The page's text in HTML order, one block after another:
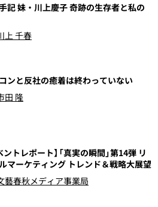
記 妹・川上慶子 奇跡の生存者と私の
上 千春
ンと反社の癒着は終わっていない
田 隆
ントレポート】「真実の瞬間」第14弾 リ
マーケティング トレンド＆戦略大展望
藝春秋メディア事業局